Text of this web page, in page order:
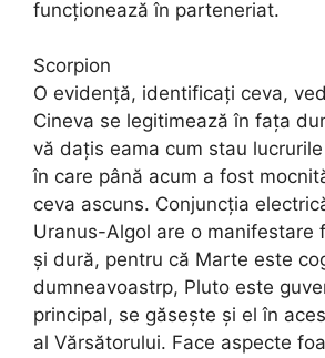
funcționează în parteneriat.
Scorpion
O evidență, identificați ceva,
Cineva se legitimează în fața
vă dațis eama cum stau
în care până acum a fost
ceva ascuns. Conjuncția
Uranus-Algol are o manifestare
și dură, pentru că Marte este
dumneavoastrp, Pluto este
principal, se găsește și el în
al Vărsătorului. Face aspecte